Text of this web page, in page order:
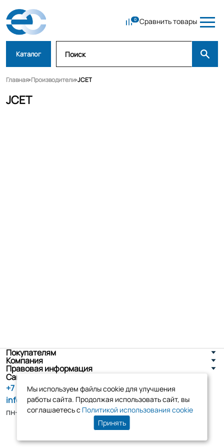
Сравнить товары
Каталог
Главная Производители JCET
JCET
Покупателям
Компания
Правовая информация
Санкт-Петербург, ул. Новоселов д. 8
+7 (800) 555-86-90
info@tk-elko.ru
пн-пт, 10:00 - 18:00
Мы используем файлы cookie для улучшения
работы сайта. Продолжая использовать сайт, вы
соглашаетесь с Политикой использования cookie
Принять